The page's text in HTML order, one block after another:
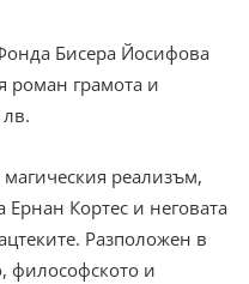
Бисера Йосифова
роман грамота и
реализъм,
Кортес и неговата
Разположен в
философското и